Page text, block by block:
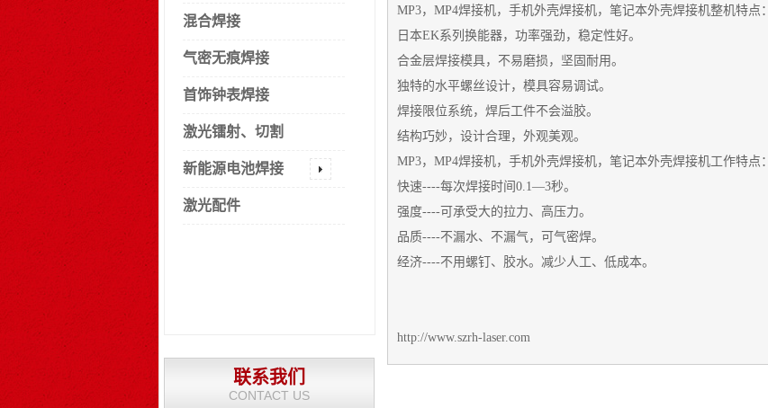
混合焊接
气密无痕焊接
首饰钟表焊接
激光镭射、切割
新能源电池焊接
激光配件
联系我们
CONTACT US
MP3，MP4焊接机，手机外壳焊接机，笔记本外壳焊接机整机特点：
日本EK系列换能器，功率强劲，稳定性好。
合金层焊接模具，不易磨损，坚固耐用。
独特的水平螺丝设计，模具容易调试。
焊接限位系统，焊后工件不会溢胶。
结构巧妙，设计合理，外观美观。
MP3，MP4焊接机，手机外壳焊接机，笔记本外壳焊接机工作特点：
快速----每次焊接时间0.1—3秒。
强度----可承受大的拉力、高压力。
品质----不漏水、不漏气，可气密焊。
经济----不用螺钉、胶水。减少人工、低成本。
http://www.szrh-laser.com